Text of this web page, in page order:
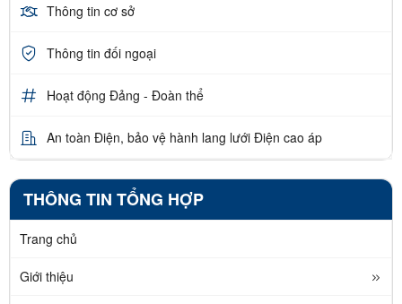
Thông tin cơ sở
Thông tin đối ngoại
Hoạt động Đảng - Đoàn thể
An toàn Điện, bảo vệ hành lang lưới Điện cao áp
THÔNG TIN TỔNG HỢP
Trang chủ
Giới thiệu